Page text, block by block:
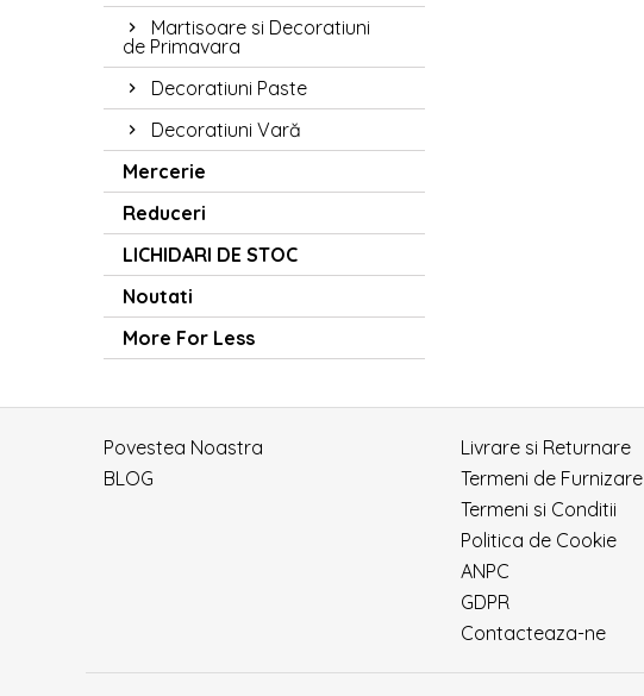
Martisoare si Decoratiuni
de Primavara
Decoratiuni Paste
Decoratiuni Vară
Mercerie
Reduceri
LICHIDARI DE STOC
Noutati
More For Less
Povestea Noastra
BLOG
Livrare si Returnare
Termeni de Furnizare
Termeni si Conditii
Politica de Cookie
ANPC
GDPR
Contacteaza-ne